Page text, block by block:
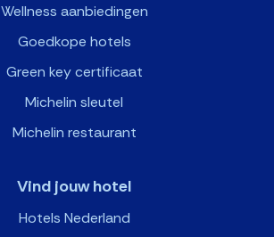
Wellness aanbiedingen
Goedkope hotels
Green key certificaat
Michelin sleutel
Michelin restaurant
Vind jouw hotel
Hotels Nederland